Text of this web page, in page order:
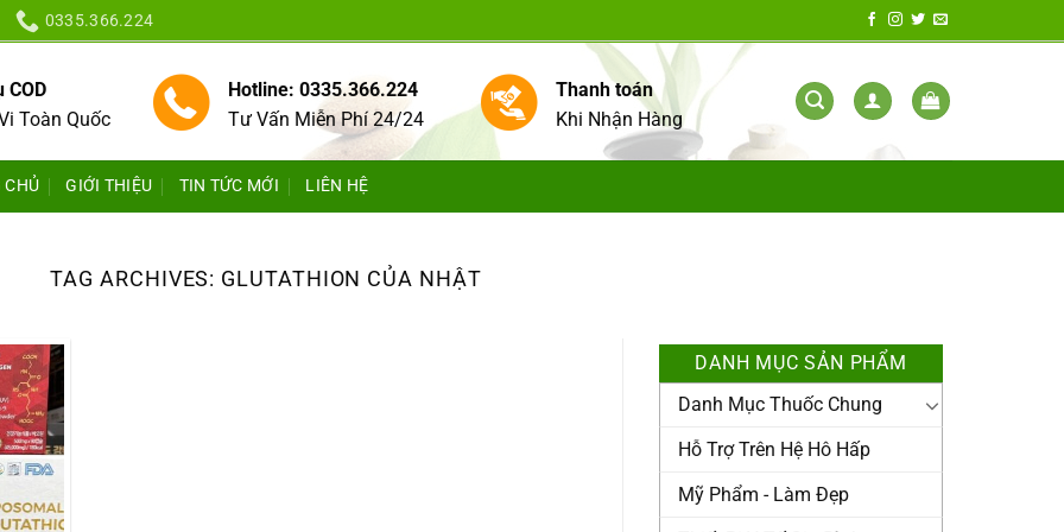
0335.366.224
COD
Toàn Quốc
Hotline: 0335.366.224
Tư Vấn Miễn Phí 24/24
Thanh toán
Khi Nhận Hàng
CHỦ GIỚI THIỆU TIN TỨC MỚI LIÊN HỆ
TAG ARCHIVES: GLUTATHION CỦA NHẬT
DANH MỤC SẢN PHẨM
Danh Mục Thuốc Chung
Hỗ Trợ Trên Hệ Hô Hấp
Mỹ Phẩm - Làm Đẹp